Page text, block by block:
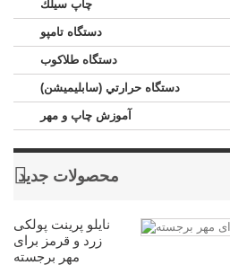
چاپ سيلك
دستگاه تامپو
دستگاه طلاکوب
دستگاه حرارتي (سابليميشن)
آموزش چاپ و مهر
محصولات جدید
نایلو پرینت پولکی
زرد و قرمز برای
مهر برجسته